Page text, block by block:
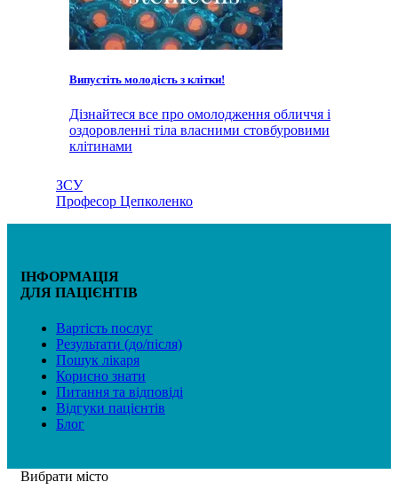
Випустіть молодість з клітки!
Дізнайтеся все про омолодження обличчя і
оздоровленні тіла власними стовбуровими
клітинами
ЗСУ
Професор Цепколенко
ІНФОРМАЦІЯ
ДЛЯ ПАЦІЄНТІВ
Вартість послуг
Результати (до/після)
Пошук лікаря
Корисно знати
Питання та відповіді
Відгуки пацієнтів
Блог
Вибрати місто